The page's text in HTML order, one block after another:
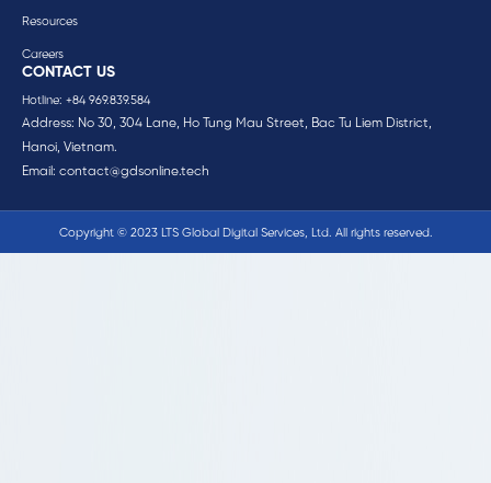
CONTACT US
Hotline: +84 969.839.584
Address: No 30, 304 Lane, Ho Tung Mau Street, Bac Tu Liem District,
Hanoi, Vietnam.
Email: contact@gdsonline.tech
Resources
Careers
Copyright © 2023 LTS Global Digital Services, Ltd. All rights reserved.